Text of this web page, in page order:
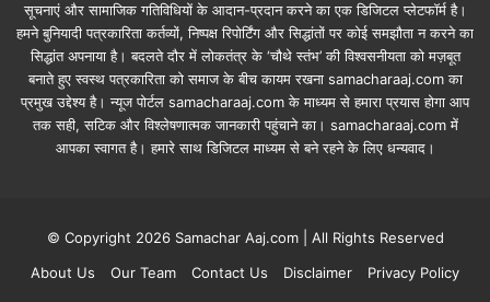
सूचनाएं और सामाजिक गतिविधियाें के आदान-प्रदान करने का एक डिजिटल प्लेटफॉर्म है।
हमने बुनियादी पत्रकारिता कर्तव्यों, निष्पक्ष रिपोर्टिंग और सिद्धांतों पर कोई समझौता न करने का
सिद्धांत अपनाया है। बदलते दौर में लोकतंत्र के ‘चौथे स्तंभ’ की विश्वसनीयता को मज़बूत
बनाते हुए स्वस्थ पत्रकारिता को समाज के बीच कायम रखना samacharaaj.com का
प्रमुख उद्देश्य है। न्यूज पोर्टल samacharaaj.com के माध्यम से हमारा प्रयास होगा आप
तक सही, सटिक और विश्लेषणात्मक जानकारी पहुंचाने का। samacharaaj.com में
आपका स्‍वागत है। हमारे साथ डिजिटल माध्‍यम से बने रहने के लिए धन्‍यवाद।
© Copyright 2026 Samachar Aaj.com | All Rights Reserved
About Us
Our Team Contact Us Disclaimer Privacy Policy